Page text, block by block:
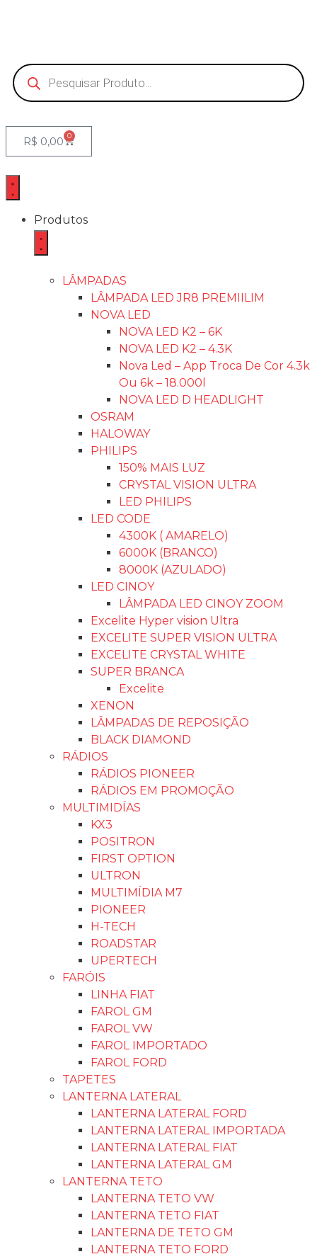
R$ 0,00 0
Produtos
LÂMPADAS
LÂMPADA LED JR8 PREMIILIM
NOVA LED
NOVA LED K2 – 6K
NOVA LED K2 – 4.3K
Nova Led – App Troca De Cor 4.3k
Ou 6k – 18.000l
NOVA LED D HEADLIGHT
OSRAM
HALOWAY
PHILIPS
150% MAIS LUZ
CRYSTAL VISION ULTRA
LED PHILIPS
LED CODE
4300K ( AMARELO)
6000K (BRANCO)
8000K (AZULADO)
LED CINOY
LÂMPADA LED CINOY ZOOM
Excelite Hyper vision Ultra
EXCELITE SUPER VISION ULTRA
EXCELITE CRYSTAL WHITE
SUPER BRANCA
Excelite
XENON
LÂMPADAS DE REPOSIÇÃO
BLACK DIAMOND
RÁDIOS
RÁDIOS PIONEER
RÁDIOS EM PROMOÇÃO
MULTIMIDÍAS
KX3
POSITRON
FIRST OPTION
ULTRON
MULTIMÍDIA M7
PIONEER
H-TECH
ROADSTAR
UPERTECH
FARÓIS
LINHA FIAT
FAROL GM
FAROL VW
FAROL IMPORTADO
FAROL FORD
TAPETES
LANTERNA LATERAL
LANTERNA LATERAL FORD
LANTERNA LATERAL IMPORTADA
LANTERNA LATERAL FIAT
LANTERNA LATERAL GM
LANTERNA TETO
LANTERNA TETO VW
LANTERNA TETO FIAT
LANTERNA DE TETO GM
LANTERNA TETO FORD